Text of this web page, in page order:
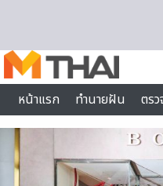
หน้าแรก
ทำนายฝัน ตร
ไลฟ์สไตล์